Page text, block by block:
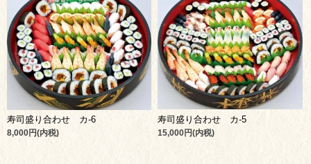
寿司盛り合わせ カ-6
8,000円(内税)
寿司盛り合わせ カ-5
15,000円(内税)